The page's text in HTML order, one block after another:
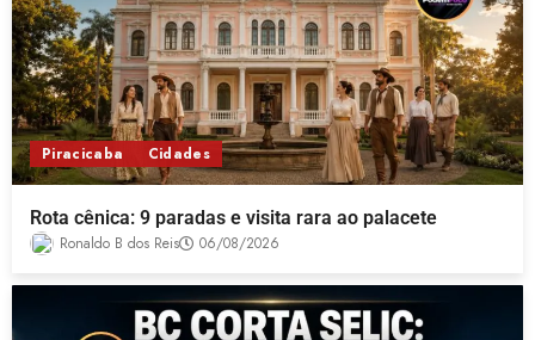
Piracicaba Cidades
Rota cênica: 9 paradas e visita rara ao palacete
Ronaldo B dos Reis 06/08/2026